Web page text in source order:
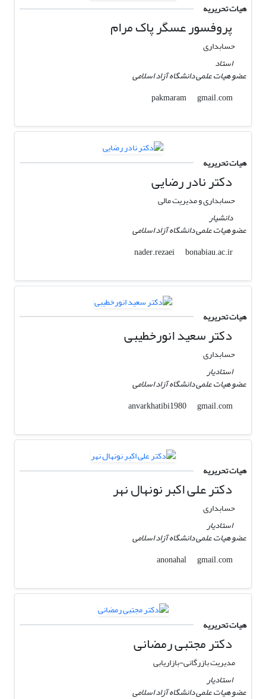
هیات تحریریه
پروفسور عسگر پاک مرام
حسابداری
استاد
عضو هیات علمی دانشگاه آزاد اسلامی
pakmaram
gmail.com
هیات تحریریه
دکتر نادر رضایی
حسابداری و مدیریت مالی
دانشیار
عضو هیات علمی دانشگاه آزاد اسلامی
nader.rezaei
bonabiau.ac.ir
هیات تحریریه
دکتر سعید انورخطیبی
حسابداری
استادیار
عضو هیات علمی دانشگاه آزاد اسلامی
anvarkhatibi1980
gmail.com
هیات تحریریه
دکتر علی اکبر نونهال نهر
حسابداری
استادیار
عضو هیات علمی دانشگاه آزاد اسلامی
anonahal
gmail.com
هیات تحریریه
دکتر مجتبی رمضانی
مدیریت بازرگانی-بازاریابی
استادیار
عضو هیات علمی دانشگاه آزاد اسلامی